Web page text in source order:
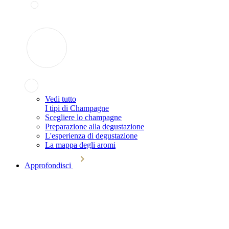
Vedi tutto
I tipi di Champagne
Scegliere lo champagne
Preparazione alla degustazione
L'esperienza di degustazione
La mappa degli aromi
Approfondisci